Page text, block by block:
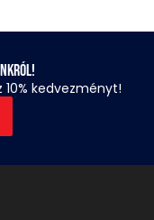
kedvezményt!